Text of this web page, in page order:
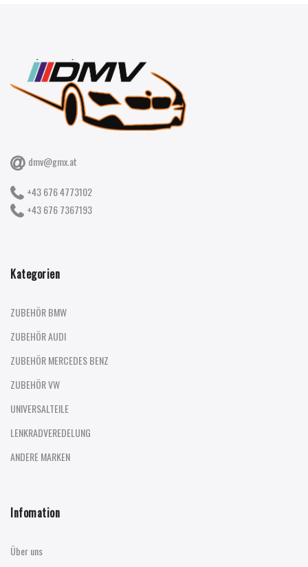
dmv@gmx.at
+43 676 4773102
+43 676 7367193
Kategorien
ZUBEHÖR BMW
ZUBEHÖR AUDI
ZUBEHÖR MERCEDES BENZ
ZUBEHÖR VW
UNIVERSALTEILE
LENKRADVEREDELUNG
ANDERE MARKEN
Infomation
Über uns